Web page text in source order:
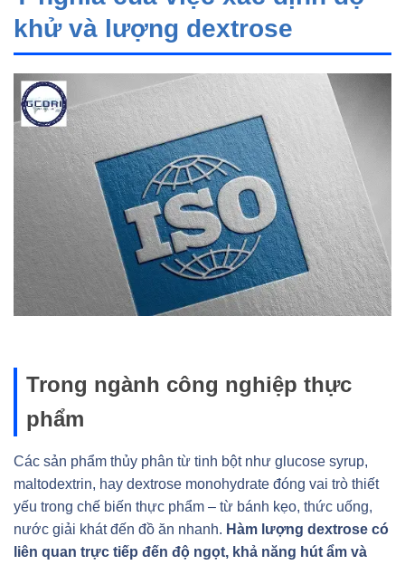
khử và lượng dextrose
Trong ngành công nghiệp thực
phẩm
Các sản phẩm thủy phân từ tinh bột như glucose syrup,
maltodextrin, hay dextrose monohydrate đóng vai trò thiết
yếu trong chế biến thực phẩm – từ bánh kẹo, thức uống,
nước giải khát đến đồ ăn nhanh. Hàm lượng dextrose có
liên quan trực tiếp đến độ ngọt, khả năng hút ẩm và